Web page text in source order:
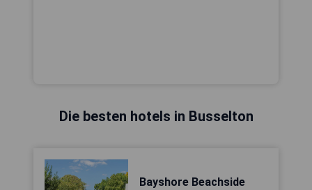
Die besten hotels in Busselton
Bayshore Beachside